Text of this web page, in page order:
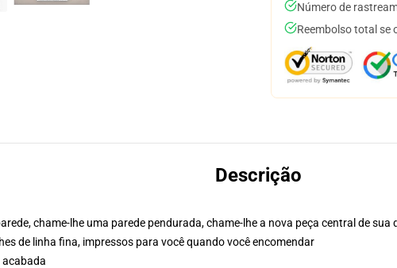
Número de
Reembolso total se
Descrição
chame-lhe uma parede pendurada, chame-lhe a nova peça central de sua
de linha fina, impressos para você quando você encomendar
acabada